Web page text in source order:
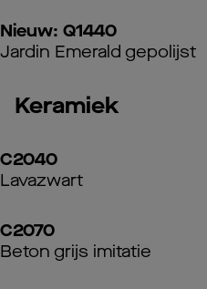
Nieuw: Q1440
Jardin Emerald gepolijst
Keramiek
C2040
Lavazwart
C2070
Beton grijs imitatie